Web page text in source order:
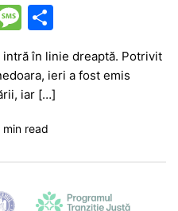
el
M
e
s
s
a
g
e
ar
ta
je
ă
în linie dreaptă. Potrivit
ieri a fost emis
iar […]
min read